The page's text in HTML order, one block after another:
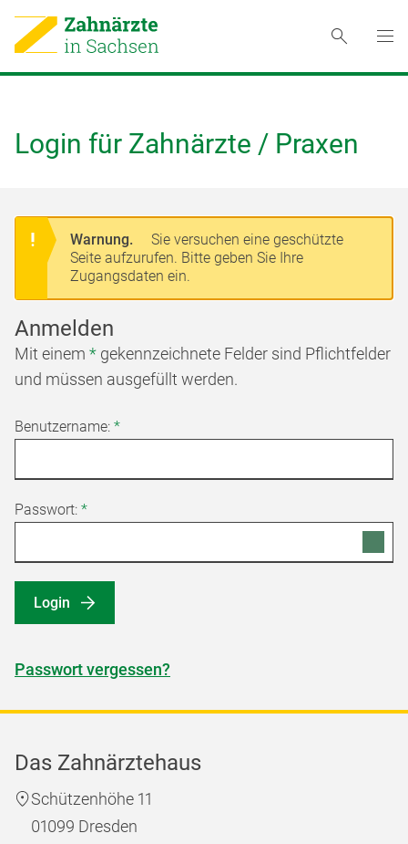
Login für Zahnärzte / Praxen
Warnung.
Sie versuchen eine geschützte
Seite aufzurufen. Bitte geben Sie Ihre
Zugangsdaten ein.
Anmelden
Mit einem * gekennzeichnete Felder sind Pflichtfelder
und müssen ausgefüllt werden.
Benutzername: *
Passwort: *
Login
Passwort vergessen?
Das Zahnärztehaus
Schützenhöhe 11
01099 Dresden